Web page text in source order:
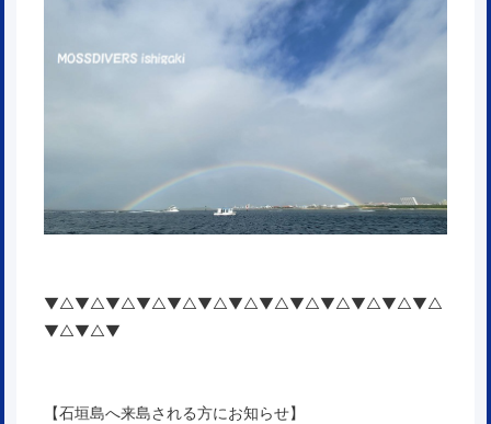
▼△▼△▼△▼△▼△▼△▼△▼△▼△▼△▼△▼△▼△
▼△▼△▼
【石垣島へ来島される方にお知らせ】